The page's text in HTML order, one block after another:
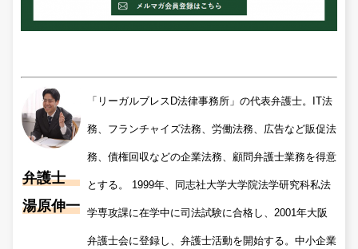
弁護士
湯原伸一
「リーガルブレスD法律事務所」の代表弁護士。IT法
務、フランチャイズ法務、労働法務、広告など販促法
務、債権回収などの企業法務、顧問弁護士業務を得意
とする。 1999年、同志社大学大学院法学研究科私法
学専攻課に在学中に司法試験に合格し、2001年大阪
弁護士会に登録し、弁護士活動を開始する。中小企業